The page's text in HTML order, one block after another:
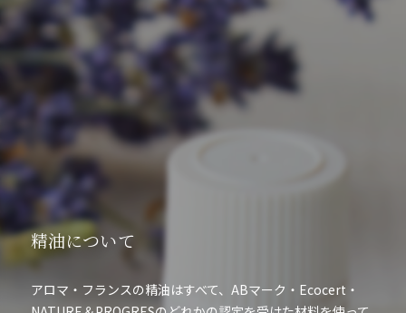
精油について
アロマ・フランスの精油はすべて、ABマーク・Ecocert・